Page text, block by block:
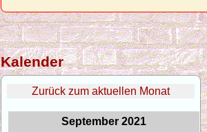
Kalender
Zurück zum aktuellen Monat
September 2021